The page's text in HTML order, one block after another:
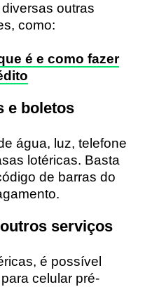
outras
como:
é e como fazer
e boletos
água, luz, telefone
lotéricas. Basta
de barras do
serviços
é possível
celular pré-